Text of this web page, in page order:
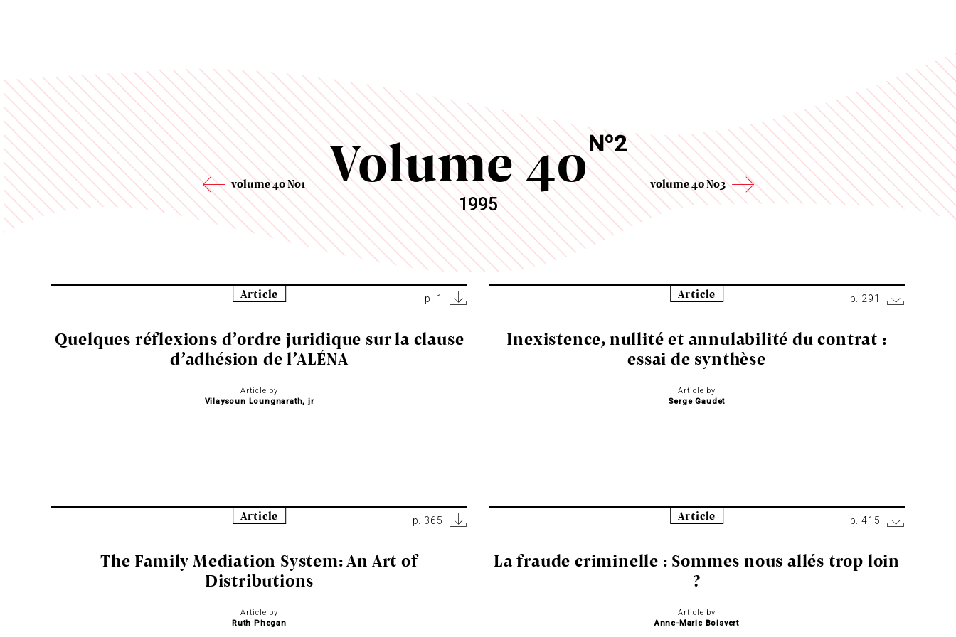
volume 40 No1 volume 40 No3
Volume 40No2
1995
Article p. 1
Quelques réflexions d’ordre juridique sur la clause
d’adhésion de l’ALÉNA
Article by
Vilaysoun Loungnarath, jr
Article p. 291
Inexistence, nullité et annulabilité du contrat :
essai de synthèse
Article by
Serge Gaudet
Article p. 365
The Family Mediation System: An Art of
Distributions
Article by
Ruth Phegan
Article p. 415
La fraude criminelle : Sommes nous allés trop loin
?
Article by
Anne-Marie Boisvert